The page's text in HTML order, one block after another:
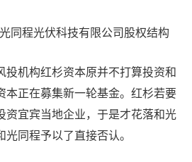
同程光伏科技有限公司股权结构
投机构红杉资本原并不打算投资和
本正在募集新一轮基金。红杉若要
资宜宾当地企业，于是才花落和光
同程予以了直接否认。